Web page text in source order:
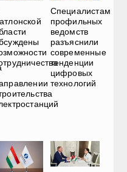
Специалистам
профильных
ведомств
разъяснили
современные
тенденции
цифровых
технологий